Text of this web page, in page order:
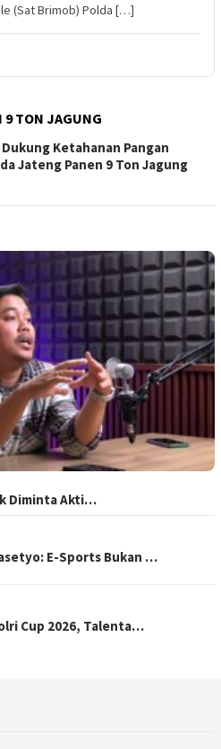
(Sat Brimob) Polda […]
9 TON JAGUNG
Ketahanan Pangan
Jateng Panen 9 Ton Jagung
Diminta Akti…
E-Sports Bukan …
Cup 2026, Talenta…